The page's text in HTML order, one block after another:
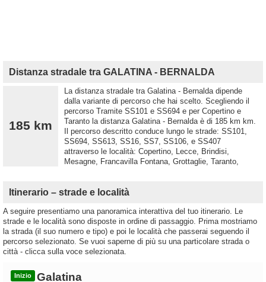
Distanza stradale tra GALATINA - BERNALDA
185 km
La distanza stradale tra Galatina - Bernalda dipende
dalla variante di percorso che hai scelto. Scegliendo il
percorso Tramite SS101 e SS694 e per Copertino e
Taranto la distanza Galatina - Bernalda è di 185 km km.
Il percorso descritto conduce lungo le strade: SS101,
SS694, SS613, SS16, SS7, SS106, e SS407
attraverso le località: Copertino, Lecce, Brindisi,
Mesagne, Francavilla Fontana, Grottaglie, Taranto,
Itinerario – strade e località
A seguire presentiamo una panoramica interattiva del tuo itinerario. Le
strade e le località sono disposte in ordine di passaggio. Prima mostriamo
la strada (il suo numero e tipo) e poi le località che passerai seguendo il
percorso selezionato. Se vuoi saperne di più su una particolare strada o
città - clicca sulla voce selezionata.
Inizio Galatina